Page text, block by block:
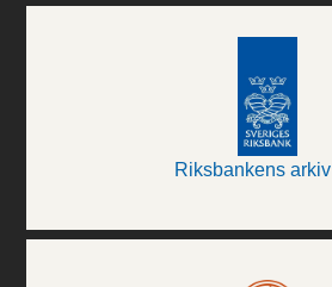
Riksbankens arkiv